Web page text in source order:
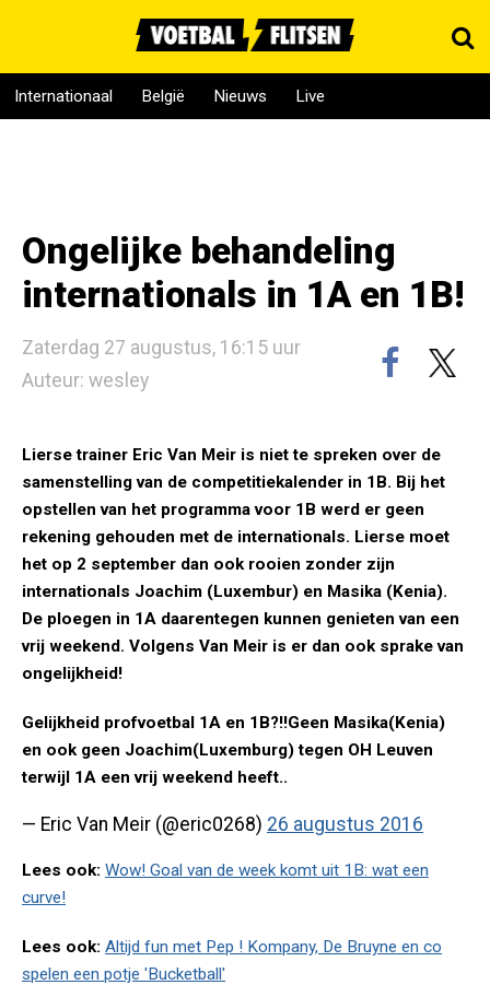
Internationaal België Nieuws Live
Ongelijke behandeling
internationals in 1A en 1B!
Zaterdag 27 augustus, 16:15 uur
Auteur: wesley
Lierse trainer Eric Van Meir is niet te spreken over de
samenstelling van de competitiekalender in 1B. Bij het
opstellen van het programma voor 1B werd er geen
rekening gehouden met de internationals. Lierse moet
het op 2 september dan ook rooien zonder zijn
internationals Joachim (Luxembur) en Masika (Kenia).
De ploegen in 1A daarentegen kunnen genieten van een
vrij weekend. Volgens Van Meir is er dan ook sprake van
ongelijkheid!
Gelijkheid profvoetbal 1A en 1B?!!Geen Masika(Kenia)
en ook geen Joachim(Luxemburg) tegen OH Leuven
terwijl 1A een vrij weekend heeft..
— Eric Van Meir (@eric0268) 26 augustus 2016
Lees ook: Wow! Goal van de week komt uit 1B: wat een
curve!
Lees ook: Altijd fun met Pep ! Kompany, De Bruyne en co
spelen een potje 'Bucketball'